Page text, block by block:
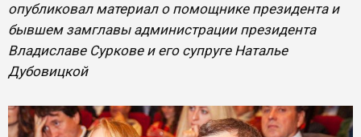
опубликовал материал о помощнике президента и
бывшем замглавы администрации президента
Владиславе Суркове и его супруге Наталье
Дубовицкой